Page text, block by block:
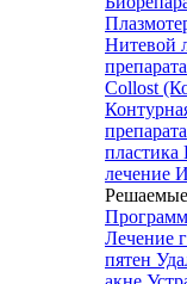
Нитевой
Collost
пластика
лечение
Решаемые
Лечение
пятен